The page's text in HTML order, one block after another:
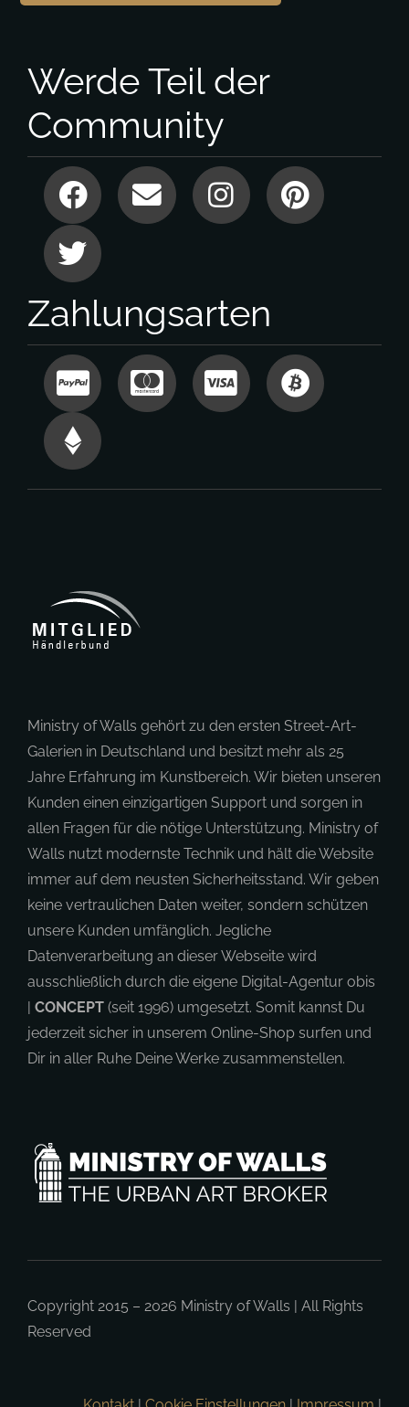
Werde Teil der
Community
Zahlungsarten
Ministry of Walls gehört zu den ersten Street-Art-
Galerien in Deutschland und besitzt mehr als 25
Jahre Erfahrung im Kunstbereich. Wir bieten unseren
Kunden einen einzigartigen Support und sorgen in
allen Fragen für die nötige Unterstützung. Ministry of
Walls nutzt modernste Technik und hält die Website
immer auf dem neusten Sicherheitsstand. Wir geben
keine vertraulichen Daten weiter, sondern schützen
unsere Kunden umfänglich. Jegliche
Datenverarbeitung an dieser Webseite wird
ausschließlich durch die eigene Digital-Agentur obis
| CONCEPT(seit 1996) umgesetzt. Somit kannst Du
jederzeit sicher in unserem Online-Shop surfen und
Dir in aller Ruhe Deine Werke zusammenstellen.
Copyright 2015 – 2026 Ministry of Walls | All Rights
Reserved